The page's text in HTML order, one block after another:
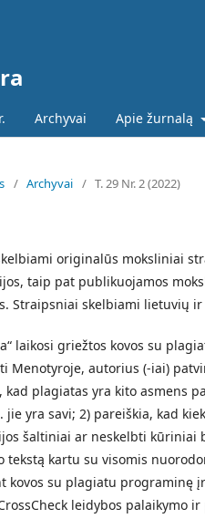
Archyvai Apie žurnalą
/ Archyvai / T. 29 Nr. 2 (2022)
originalūs moksliniai
taip pat publikuojamos
Straipsniai skelbiami lietuvių
laikosi griežtos kovos su
Menotyroje, autorius (-iai)
kad plagiatas yra kito asmens
jie yra savi; 2) pareiškia, kad
šaltiniai ar neskelbti kūriniai
tekstą kartu su visomis
kovos su plagiatu programinę
leidybos palaikymo